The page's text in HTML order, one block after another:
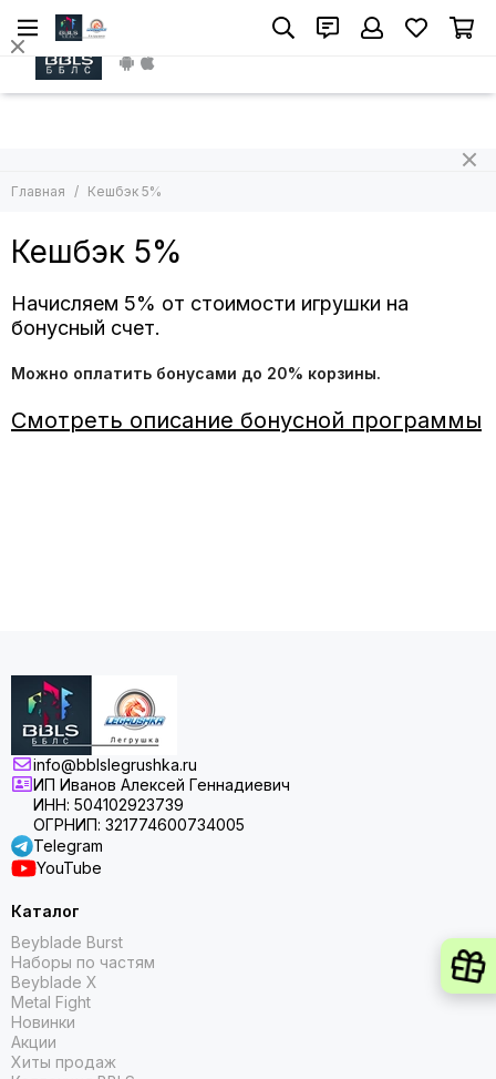
Главная Кешбэк 5%
Кешбэк 5%
Начисляем 5% от стоимости игрушки на
бонусный счет.
Можно оплатить бонусами до 20% корзины.
Смотреть описание бонусной программы
info@bblslegrushka.ru
ИП Иванов Алексей Геннадиевич
ИНН: 504102923739
ОГРНИП: 321774600734005
Telegram
YouTube
Каталог
Beyblade Burst
Наборы по частям
Beyblade X
Metal Fight
Новинки
Акции
Хиты продаж